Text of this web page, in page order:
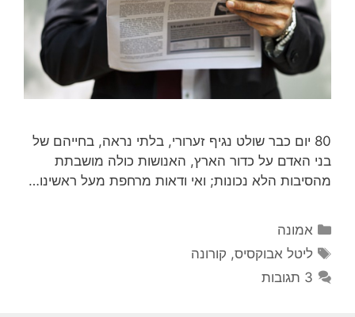
80 יום כבר שולט נגיף זערורי, בלתי נראה, בחייהם של
בני האדם על כדור הארץ, האנושות כולה מושבתת
מהסיבות הלא נכונות; ואי ודאות מרחפת מעל ראשינו…
קטגוריות
אמונה
תגיות
ליטל אבוקסיס, קורונה
3 תגובות